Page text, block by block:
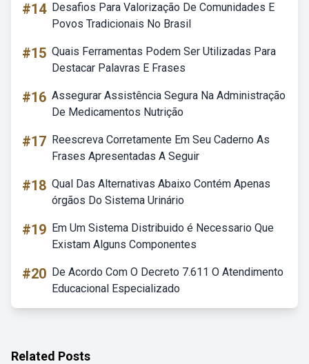
#14 Desafios Para Valorização De Comunidades E
Povos Tradicionais No Brasil
#15 Quais Ferramentas Podem Ser Utilizadas Para
Destacar Palavras E Frases
#16 Assegurar Assistência Segura Na Administração
De Medicamentos Nutrição
#17 Reescreva Corretamente Em Seu Caderno As
Frases Apresentadas A Seguir
#18 Qual Das Alternativas Abaixo Contém Apenas
órgãos Do Sistema Urinário
#19 Em Um Sistema Distribuido é Necessario Que
Existam Alguns Componentes
#20 De Acordo Com O Decreto 7.611 O Atendimento
Educacional Especializado
Related Posts